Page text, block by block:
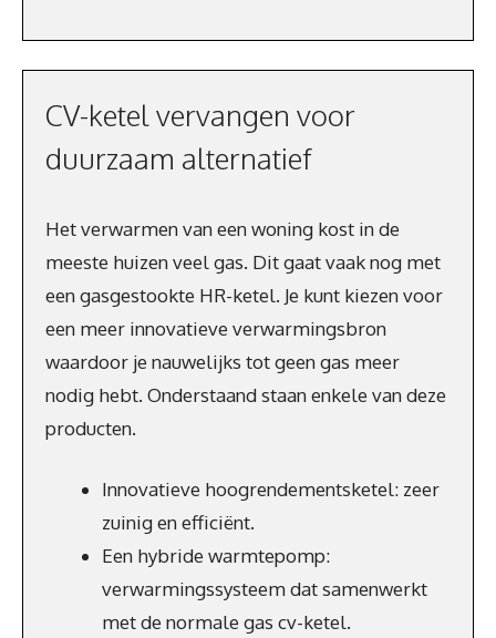
CV-ketel vervangen voor
duurzaam alternatief
Het verwarmen van een woning kost in de
meeste huizen veel gas. Dit gaat vaak nog met
een gasgestookte HR-ketel. Je kunt kiezen voor
een meer innovatieve verwarmingsbron
waardoor je nauwelijks tot geen gas meer
nodig hebt. Onderstaand staan enkele van deze
producten.
Innovatieve hoogrendementsketel: zeer
zuinig en efficiënt.
Een hybride warmtepomp:
verwarmingssysteem dat samenwerkt
met de normale gas cv-ketel.